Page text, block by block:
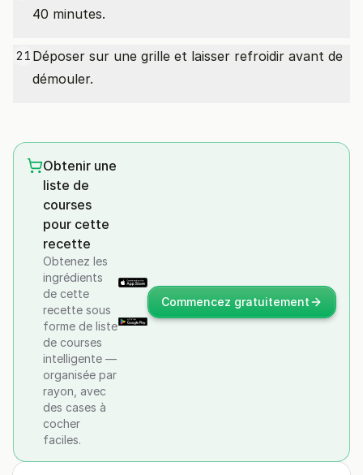
40 minutes.
21 Déposer sur une grille et laisser refroidir avant de
démouler.
Obtenir une
liste de
courses
pour cette
recette
Obtenez les
ingrédients
de cette
recette sous
forme de liste
de courses
intelligente —
organisée par
rayon, avec
des cases à
cocher
faciles.
Commencez gratuitement